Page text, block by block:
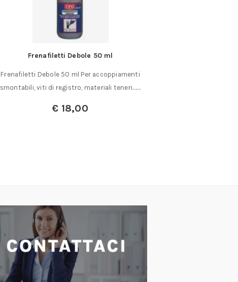
Frenafiletti Debole 50 ml
Frenafiletti Debole 50 ml Per accoppiamenti
smontabili, viti di registro, materiali teneri.……
€ 18,00